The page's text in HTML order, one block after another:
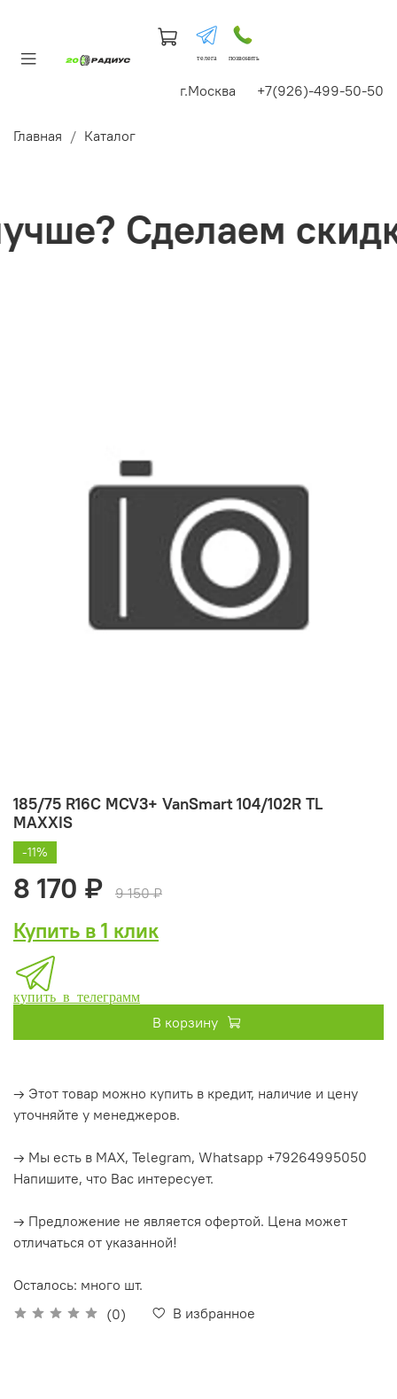
телега позвонить
г.Москва +7(926)-499-50-50
Главная Каталог
Сделаем
185/75 R16C MCV3+ VanSmart 104/102R TL
MAXXIS
(0) В избранное
-11%
8 170 ₽ 9 150 ₽
Купить в 1 клик
купить в телеграмм
В корзину
→ Этот товар можно купить в кредит, наличие и цену
уточняйте у менеджеров.
→ Мы есть в MAX, Telegram, Whatsapp +79264995050
Напишите, что Вас интересует.
→ Предложение не является офертой. Цена может
отличаться от указанной!
Осталось: много шт.